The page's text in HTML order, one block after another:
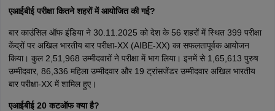
एआईबीई परीक्षा कितने शहरों में आयोजित की गई?
बार काउंसिल ऑफ इंडिया ने 30.11.2025 को देश के 56 शहरों में स्थित 399 परीक्षा
केंद्रों पर अखिल भारतीय बार परीक्षा-XX (AIBE-XX) का सफलतापूर्वक आयोजन
किया। कुल 2,51,968 उम्मीदवारों ने परीक्षा में भाग लिया। इनमें से 1,65,613 पुरुष
उम्मीदवार, 86,336 महिला उम्मीदवार और 19 ट्रांसजेंडर उम्मीदवार अखिल भारतीय
बार परीक्षा-XX में शामिल हुए।
एआईबीई 20 कटऑफ क्या है?